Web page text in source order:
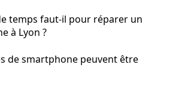
temps faut-il pour réparer un
à Lyon ?
de smartphone peuvent être